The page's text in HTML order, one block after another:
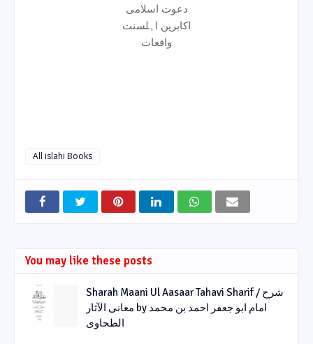
دعوت اسلامی
اکابرین اہلسنت
واقعات
All islahi Books
You may like these posts
Sharah Maani Ul Aasaar Tahavi Sharif / شرح
معانی الآثار by امام ابو جعفر احمد بن محمد
الطحاوی